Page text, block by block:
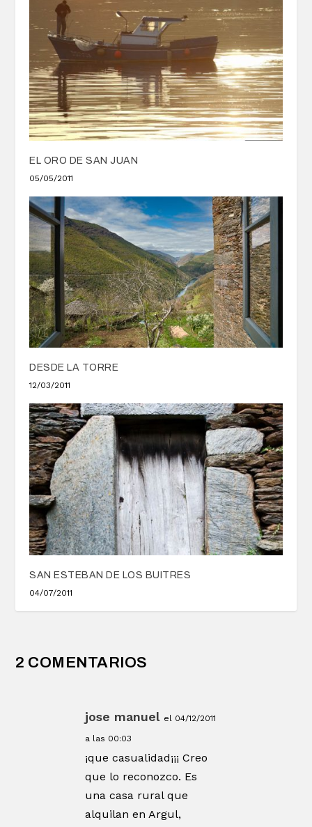
EL ORO DE SAN JUAN
05/05/2011
DESDE LA TORRE
12/03/2011
SAN ESTEBAN DE LOS BUITRES
04/07/2011
2 COMENTARIOS
jose manuel el 04/12/2011
a las 00:03
¡que casualidad¡¡¡ Creo
que lo reconozco. Es
una casa rural que
alquilan en Argul,